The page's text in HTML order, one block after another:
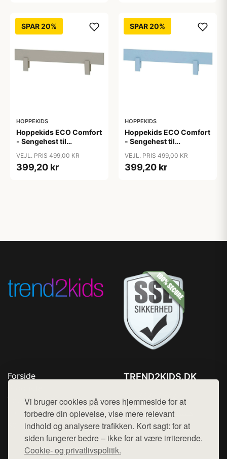
Vi bruger cookies på vores hjemmeside for at
forbedre din oplevelse, vise mere relevant
indhold og analysere trafikken. Kort sagt: for at
siden fungerer bedre – ikke for at være irriterende.
Cookie- og privatlivspolitik.
SPAR 20%
HOPPEKIDS
Hoppekids ECO Comfort
- Sengehest til
VEJL. PRIS 499,00 KR
399,20 kr
SPAR 20%
HOPPEKIDS
Hoppekids ECO Comfort
- Sengehest til
VEJL. PRIS 499,00 KR
399,20 kr
Forside
Top Rabatter
Blog
Kontakt
TREND2KIDS.DK
Mail: hej@want.dk
Cookie- og privatlivspolitik